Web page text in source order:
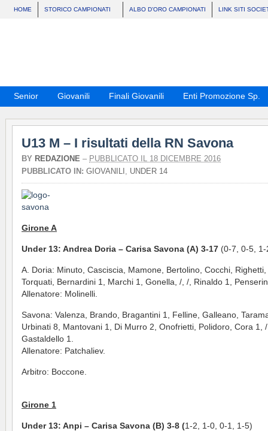
HOME STORICO CAMPIONATI ALBO D’ORO CAMPIONATI LINK SITI
Senior Giovanili Finali Giovanili Enti Promozione Sp.
U13 M – I risultati della RN Savona
BY REDAZIONE – PUBBLICATO IL 18 DICEMBRE 2016
PUBBLICATO IN: GIOVANILI , UNDER 14
Girone A
Under 13: Andrea Doria – Carisa Savona (A) 3-17 (0-7, 0-5,
A. Doria: Minuto, Casciscia, Mamone, Bertolino, Cocchi, Righetti,
Torquati, Bernardini 1, Marchi 1, Gonella, /, /, Rinaldo 1,
Allenatore: Molinelli.
Savona: Valenza, Brando, Bragantini 1, Felline, Galleano,
Urbinati 8, Mantovani 1, Di Murro 2, Onofrietti, Polidoro, Cora 1,
Gastaldello 1.
Allenatore: Patchaliev.
Arbitro: Boccone.
Girone 1
Under 13: Anpi – Carisa Savona (B) 3-8 (1-2, 1-0, 0-1, 1-5)